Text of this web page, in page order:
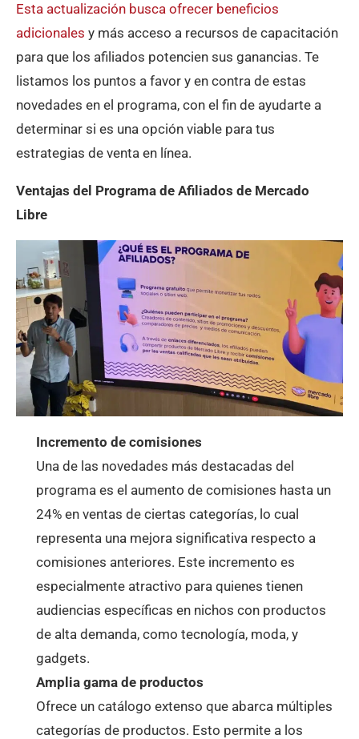
Esta actualización busca ofrecer beneficios
adicionales y más acceso a recursos de capacitación
para que los afiliados potencien sus ganancias. Te
listamos los puntos a favor y en contra de estas
novedades en el programa, con el fin de ayudarte a
determinar si es una opción viable para tus
estrategias de venta en línea.
Ventajas del Programa de Afiliados de Mercado
Libre
Incremento de comisiones
Una de las novedades más destacadas del
programa es el aumento de comisiones hasta un
24% en ventas de ciertas categorías, lo cual
representa una mejora significativa respecto a
comisiones anteriores. Este incremento es
especialmente atractivo para quienes tienen
audiencias específicas en nichos con productos
de alta demanda, como tecnología, moda, y
gadgets.
Amplia gama de productos
Ofrece un catálogo extenso que abarca múltiples
categorías de productos. Esto permite a los